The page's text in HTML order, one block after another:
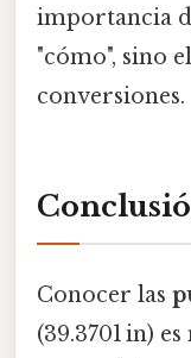
importancia
"cómo", sino
conversiones.
Conocer las
(39.3701 in)